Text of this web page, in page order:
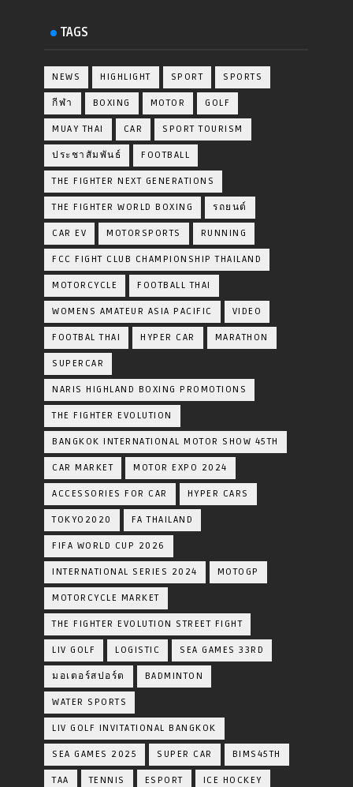
TAGS
NEWS HIGHLIGHT SPORT SPORTS
กีฬา BOXING MOTOR GOLF
MUAY THAI CAR SPORT TOURISM
ประชาสัมพันธ์ FOOTBALL
THE FIGHTER NEXT GENERATIONS
THE FIGHTER WORLD BOXING รถยนต์
CAR EV MOTORSPORTS RUNNING
FCC FIGHT CLUB CHAMPIONSHIP THAILAND
MOTORCYCLE FOOTBALL THAI
WOMENS AMATEUR ASIA PACIFIC VIDEO
FOOTBAL THAI HYPER CAR MARATHON
SUPERCAR
NARIS HIGHLAND BOXING PROMOTIONS
THE FIGHTER EVOLUTION
BANGKOK INTERNATIONAL MOTOR SHOW 45TH
CAR MARKET MOTOR EXPO 2024
ACCESSORIES FOR CAR HYPER CARS
TOKYO2020 FA THAILAND
FIFA WORLD CUP 2026
INTERNATIONAL SERIES 2024 MOTOGP
MOTORCYCLE MARKET
THE FIGHTER EVOLUTION STREET FIGHT
LIV GOLF LOGISTIC SEA GAMES 33RD
มอเตอร์สปอร์ต BADMINTON
WATER SPORTS
LIV GOLF INVITATIONAL BANGKOK
SEA GAMES 2025 SUPER CAR BIMS45TH
TAA TENNIS ESPORT ICE HOCKEY